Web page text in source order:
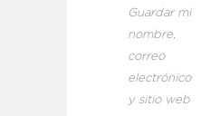
Guardar mi
nombre,
correo
electrónico
y sitio web